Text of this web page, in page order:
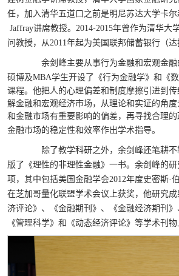
任，加入清华五道口之前是明尼苏达大学卡
Jaffray讲席教授。 2014-2015年曾作为清华大
问教授，从2011年起为美国联邦储蓄银行（达
余剑峰主要从事行为金融和宏观金融
硕博及MBA学生开设了《行为金融学》和《
课程。他把人的心理偏差和制度摩擦引进到
解金融和宏观经济市场，从理论和实证的角
和金融市场有重要影响的偏差，再寻找合理
金融市场的稳定性和效率作出学术指导。
除了教学科研之外，余剑峰还笔耕不
版了《理性的非理性金融》一书。 余剑峰的
项，其中包括美国金融学会2012年度史密斯·
在芝加哥量化联盟学术会议上获奖，他研究
济评论》、《金融期刊》、《金融经济期刊》
《管理科学》和《动态经济评论》等学术刊物